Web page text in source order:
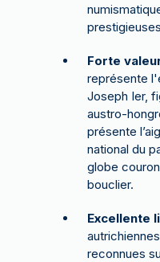
Forte
représente
Joseph Ier,
austro-
présente
national du
globe
bouclier.
Excellente
reconnues